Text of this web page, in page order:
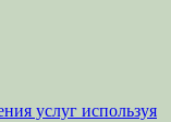
услуг используя